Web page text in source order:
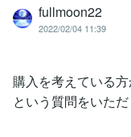
fullmoon22
2022/02/04 11:39
購入を考えている
という質問をいただ